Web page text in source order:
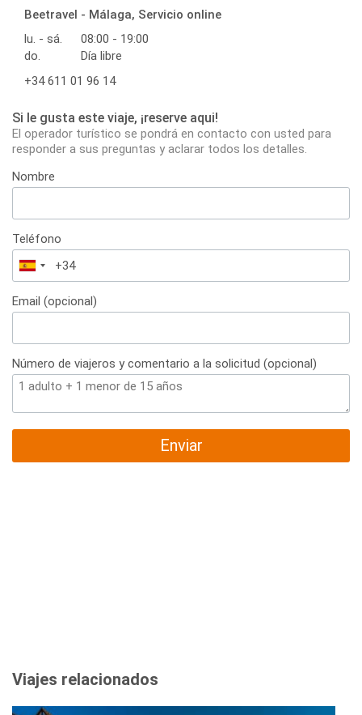
Beetravel - Málaga, Servicio online
lu. - sá.
08:00 - 19:00
do.
Día libre
+34 611 01 96 14
Si le gusta este viaje, ¡reserve aqui!
El operador turístico se pondrá en contacto con usted para
responder a sus preguntas y aclarar todos los detalles.
Nombre
Teléfono
España
+34
Email (opcional)
Número de viajeros y comentario a la solicitud (opcional)
Enviar
Viajes relacionados